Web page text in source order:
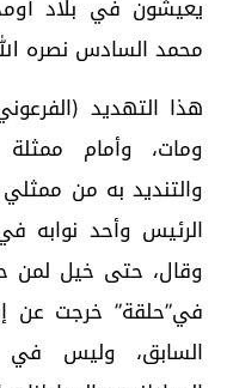
يعيشون في بلاد
محمد السادس نصره
هذا التهديد
ومات، وأمام ممثلة
والتنديد به من
الرئيس وأحد
وقال، حتى خيل لمن
في”حلقة” خرجت عن
السابق، وليس